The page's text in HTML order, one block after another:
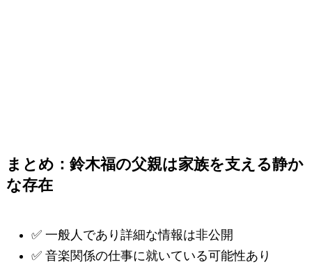
まとめ：鈴木福の父親は家族を支える静か
な存在
✅ 一般人であり詳細な情報は非公開
✅ 音楽関係の仕事に就いている可能性あり